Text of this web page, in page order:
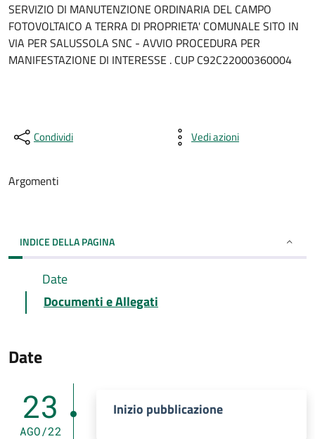
SERVIZIO DI MANUTENZIONE ORDINARIA DEL CAMPO
FOTOVOLTAICO A TERRA DI PROPRIETA' COMUNALE SITO IN
VIA PER SALUSSOLA SNC - AVVIO PROCEDURA PER
MANIFESTAZIONE DI INTERESSE . CUP C92C22000360004
Condividi Vedi azioni
Argomenti
INDICE DELLA PAGINA
Date
Documenti e Allegati
Date
23
AGO/22
Inizio pubblicazione